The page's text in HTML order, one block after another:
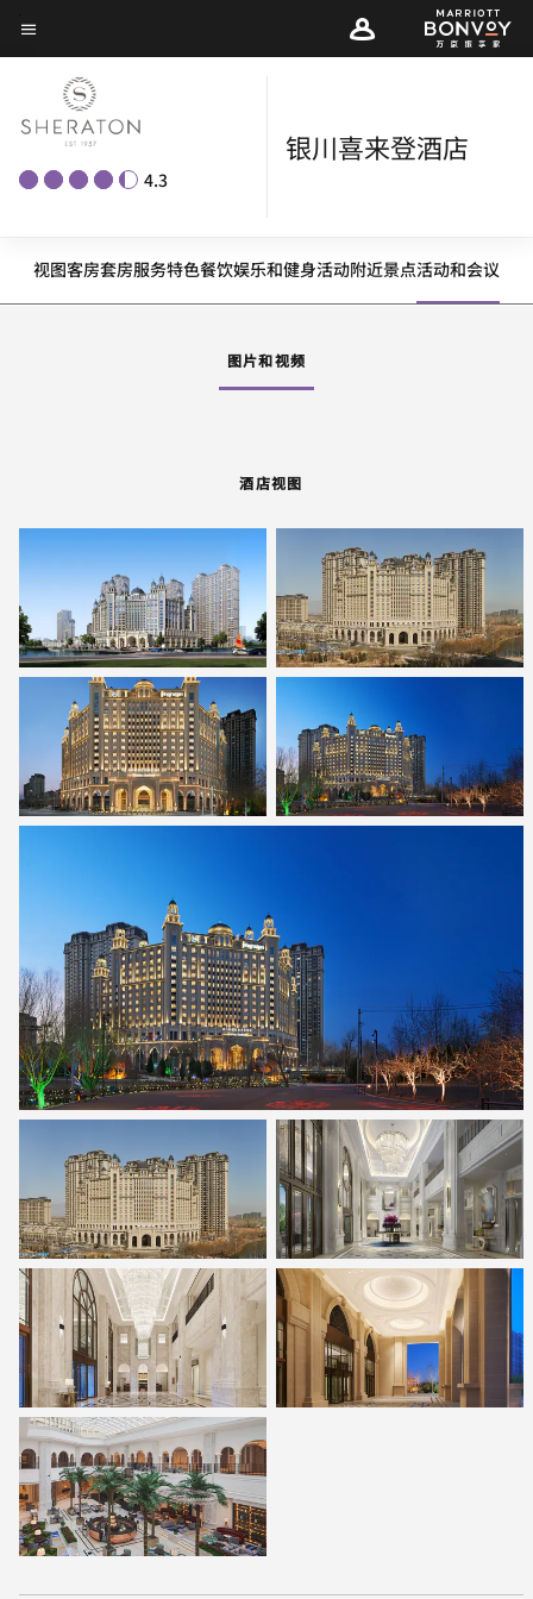
Skip
to
main
content
菜单文本
4.3
银川喜来登酒店
向左箭头
酒店视图客房套房服务特色餐饮娱乐和健身活动附近景点活动和会议
图片和视频
酒店视图